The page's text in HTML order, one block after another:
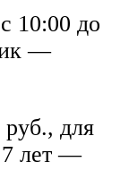
10:00 до
—
для
7 лет —